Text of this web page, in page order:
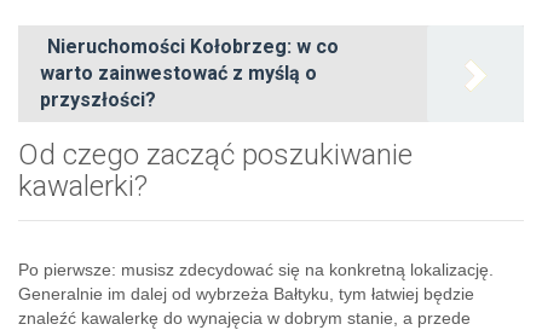
Nieruchomości Kołobrzeg: w co
warto zainwestować z myślą o
przyszłości?
Od czego zacząć poszukiwanie
kawalerki?
Po pierwsze: musisz zdecydować się na konkretną lokalizację.
Generalnie im dalej od wybrzeża Bałtyku, tym łatwiej będzie
znaleźć kawalerkę do wynajęcia w dobrym stanie, a przede